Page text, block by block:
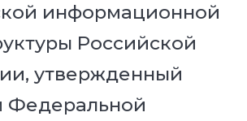
информационной
Российской
утвержденный
Федеральной